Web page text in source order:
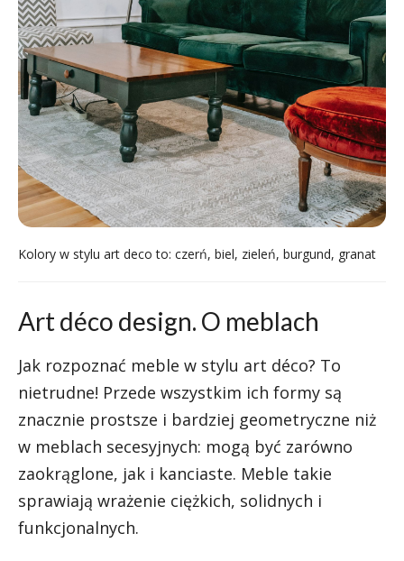
Kolory w stylu art deco to: czerń, biel, zieleń, burgund, granat
Art déco design. O meblach
Jak rozpoznać meble w stylu art déco? To
nietrudne! Przede wszystkim ich formy są
znacznie prostsze i bardziej geometryczne niż
w meblach secesyjnych: mogą być zarówno
zaokrąglone, jak i kanciaste. Meble takie
sprawiają wrażenie ciężkich, solidnych i
funkcjonalnych.